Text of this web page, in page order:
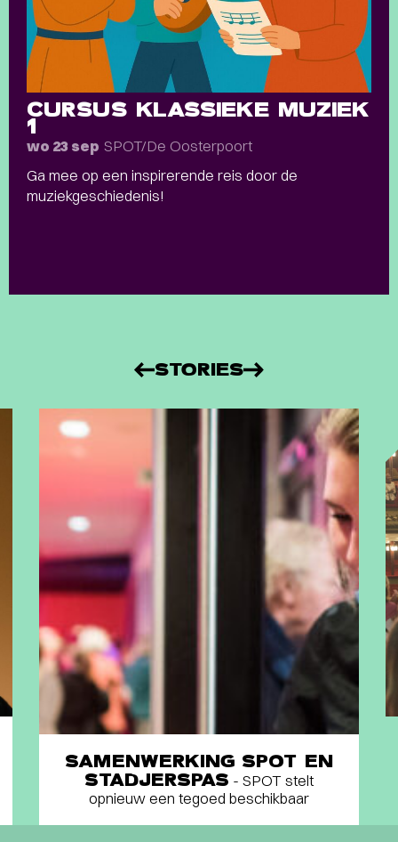
CURSUS KLASSIEKE MUZIEK
1
wo 23 sep SPOT/De Oosterpoort
Ga mee op een inspirerende reis door de
muziekgeschiedenis!
STORIES
SAMENWERKING SPOT EN
STADJERSPAS - SPOT stelt
opnieuw een tegoed beschikbaar